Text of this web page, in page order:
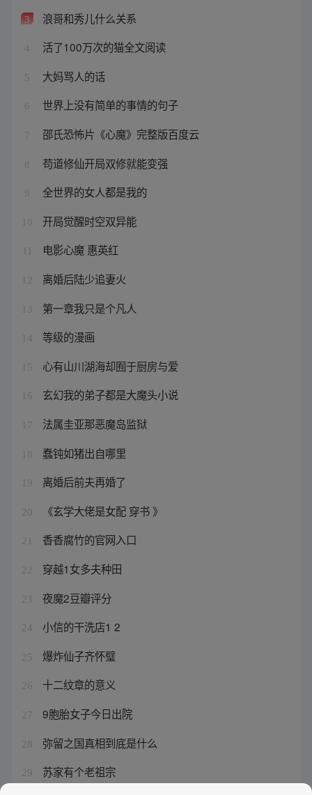
3 浪哥和秀儿什么关系
4 活了100万次的猫全文阅读
5 大妈骂人的话
6 世界上没有简单的事情的句子
7 邵氏恐怖片《心魔》完整版百度云
8 苟道修仙开局双修就能变强
9 全世界的女人都是我的
10 开局觉醒时空双异能
电影心魔 惠英红
12 离婚后陆少追妻火
13 第一章我只是个凡人
14 等级的漫画
15 心有山川湖海却囿于厨房与爱
16 玄幻我的弟子都是大魔头小说
17 法属圭亚那恶魔岛监狱
18 蠢钝如猪出自哪里
19 离婚后前夫再婚了
20 《玄学大佬是女配 穿书 》
21 香香腐竹的官网入口
22 穿越1女多夫种田
23 夜魔2豆瓣评分
24 小信的干洗店1 2
25 爆炸仙子齐怀璧
26 十二纹章的意义
27 9胞胎女子今日出院
28 弥留之国真相到底是什么
29
苏家有个老祖宗